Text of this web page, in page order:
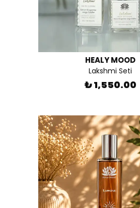
HEALY MOOD
Lakshmi Seti
₺ 1,550.00